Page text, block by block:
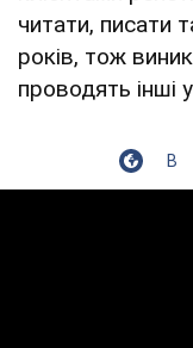
читати, писати
років, тож
проводять інші